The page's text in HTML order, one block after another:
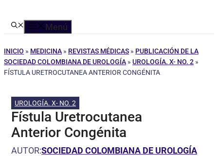
Menú
INICIO » MEDICINA » REVISTAS MÉDICAS » PUBLICACIÓN DE LA
SOCIEDAD COLOMBIANA DE UROLOGÍA » UROLOGÍA. X- NO. 2 »
FÍSTULA URETROCUTANEA ANTERIOR CONGÉNITA
UROLOGÍA. X- NO. 2
Fístula Uretrocutanea
Anterior Congénita
AUTOR:SOCIEDAD COLOMBIANA DE UROLOGÍA